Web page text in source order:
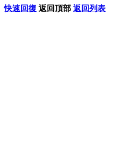
快速回復 返回頂部 返回列表